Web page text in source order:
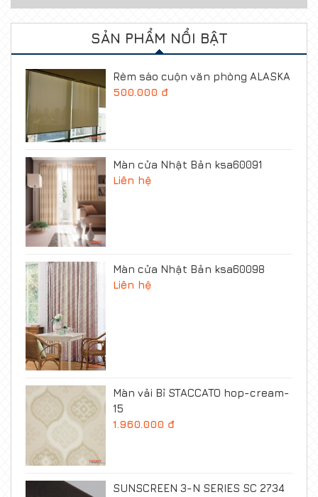
SẢN PHẨM NỔI BẬT
Rèm sáo cuộn văn phòng ALASKA
500.000 đ
Màn cửa Nhật Bản ksa60091
Liên hệ
Màn cửa Nhật Bản ksa60098
Liên hệ
Màn vải Bỉ STACCATO hop-cream-
15
1.960.000 đ
SUNSCREEN 3-N SERIES SC 2734